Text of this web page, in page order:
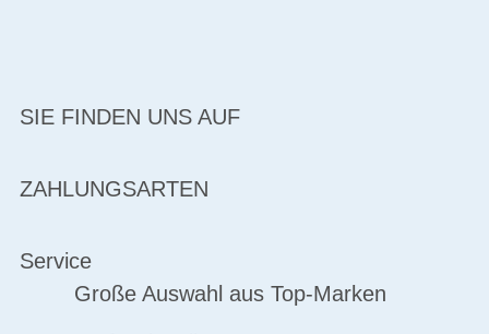
SIE FINDEN UNS AUF
ZAHLUNGSARTEN
Service
Große Auswahl aus Top-Marken